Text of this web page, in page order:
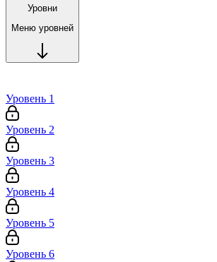
Уровни
Меню уровней
Уровень 1
Уровень 2
Уровень 3
Уровень 4
Уровень 5
Уровень 6